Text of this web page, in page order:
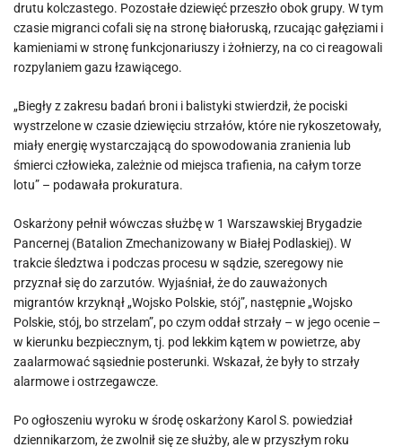
drutu kolczastego. Pozostałe dziewięć przeszło obok grupy. W tym
czasie migranci cofali się na stronę białoruską, rzucając gałęziami i
kamieniami w stronę funkcjonariuszy i żołnierzy, na co ci reagowali
rozpylaniem gazu łzawiącego.
„Biegły z zakresu badań broni i balistyki stwierdził, że pociski
wystrzelone w czasie dziewięciu strzałów, które nie rykoszetowały,
miały energię wystarczającą do spowodowania zranienia lub
śmierci człowieka, zależnie od miejsca trafienia, na całym torze
lotu” – podawała prokuratura.
Oskarżony pełnił wówczas służbę w 1 Warszawskiej Brygadzie
Pancernej (Batalion Zmechanizowany w Białej Podlaskiej). W
trakcie śledztwa i podczas procesu w sądzie, szeregowy nie
przyznał się do zarzutów. Wyjaśniał, że do zauważonych
migrantów krzyknął „Wojsko Polskie, stój”, następnie „Wojsko
Polskie, stój, bo strzelam”, po czym oddał strzały – w jego ocenie –
w kierunku bezpiecznym, tj. pod lekkim kątem w powietrze, aby
zaalarmować sąsiednie posterunki. Wskazał, że były to strzały
alarmowe i ostrzegawcze.
Po ogłoszeniu wyroku w środę oskarżony Karol S. powiedział
dziennikarzom, że zwolnił się ze służby, ale w przyszłym roku